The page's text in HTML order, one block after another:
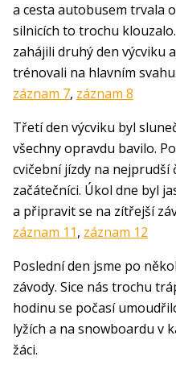
a cesta autobusem trvala
silnicích to trochu
zahájili druhý den výcviku
trénovali na hlavním svahu.
záznam 7, záznam 8
Třetí den výcviku byl
všechny opravdu bavilo.
cvičební jízdy na nejprudší
začátečníci. Úkol dne byl
a připravit se na zítřejší
záznam 11, záznam 12
Poslední den jsme po
závody. Sice nás trochu
hodinu se počasí
lyžích a na snowboardu v
žáci.